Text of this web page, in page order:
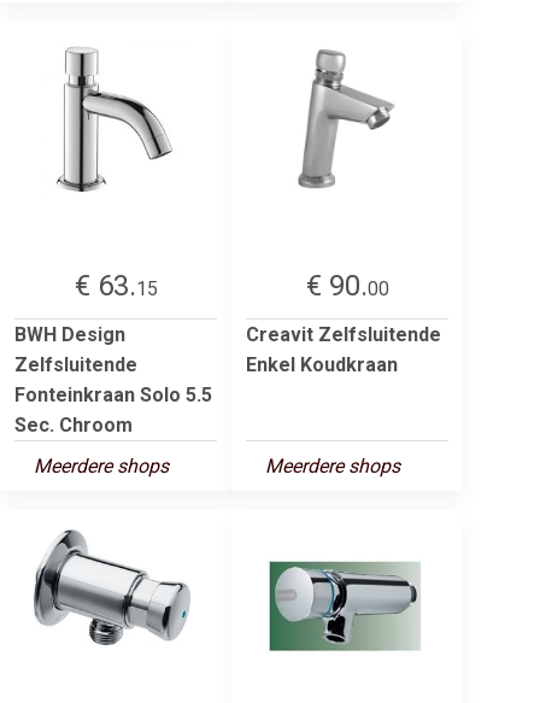
€ 63.15
BWH Design
Zelfsluitende
Fonteinkraan Solo 5.5
Sec. Chroom
Meerdere shops
€ 90.00
Creavit Zelfsluitende
Enkel Koudkraan
Meerdere shops